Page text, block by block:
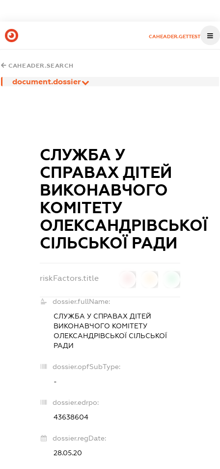
CAHEADER.GETTEST
CAHEADER.SEARCH
document.dossier
СЛУЖБА У
СПРАВАХ ДІТЕЙ
ВИКОНАВЧОГО
КОМІТЕТУ
ОЛЕКСАНДРІВСЬКОЇ
СІЛЬСЬКОЇ РАДИ
riskFactors.title
dossier.fullName:
СЛУЖБА У СПРАВАХ ДІТЕЙ
ВИКОНАВЧОГО КОМІТЕТУ
ОЛЕКСАНДРІВСЬКОЇ СІЛЬСЬКОЇ
РАДИ
dossier.opfSubType:
-
dossier.edrpo:
43638604
dossier.regDate:
28.05.20